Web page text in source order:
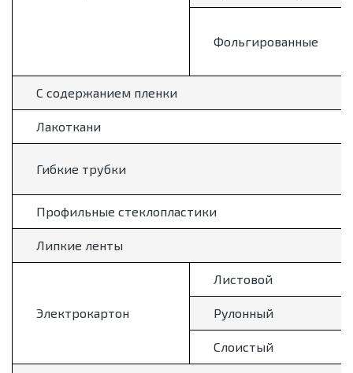
Фольгированные
С содержанием пленки
Лакоткани
Гибкие трубки
Профильные стеклопластики
Липкие ленты
Электрокартон
Листовой
Рулонный
Слоистый